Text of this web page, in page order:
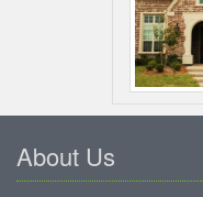
About Us